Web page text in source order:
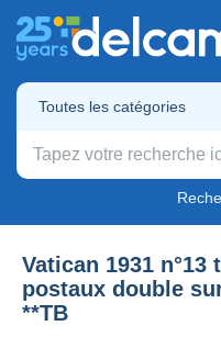
Toutes les catégories
Vatican 1931
postaux double
**TB